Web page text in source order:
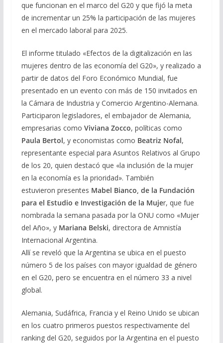
que funcionan en el marco del G20 y que fijó la meta
de incrementar un 25% la participación de las mujeres
en el mercado laboral para 2025.
El informe titulado «Efectos de la digitalización en las
mujeres dentro de las economía del G20», y realizado a
partir de datos del Foro Económico Mundial, fue
presentado en un evento con más de 150 invitados en
la Cámara de Industria y Comercio Argentino-Alemana.
Participaron legisladores, el embajador de Alemania,
empresarias como Viviana Zocco, políticas como
Paula Bertol, y economistas como Beatriz Nofal,
representante especial para Asuntos Relativos al Grupo
de los 20, quien destacó que «la inclusión de la mujer
en la economía es la prioridad». También
estuvieron presentes Mabel Bianco, de la Fundación
para el Estudio e Investigación de la Mujer, que fue
nombrada la semana pasada por la ONU como «Mujer
del Año», y Mariana Belski, directora de Amnistía
Internacional Argentina.
Allí se reveló que la Argentina se ubica en el puesto
número 5 de los países con mayor igualdad de género
en el G20, pero se encuentra en el número 33 a nivel
global.
Alemania, Sudáfrica, Francia y el Reino Unido se ubican
en los cuatro primeros puestos respectivamente del
ranking del G20, seguidos por la Argentina en el puesto